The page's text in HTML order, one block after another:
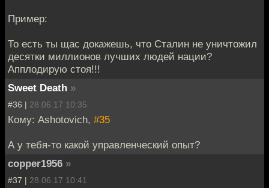
Пример:
То есть ты щас докажешь, что Сталин не уничтожил
десятки миллионов лучших людей нации?
Апплодирую стоя!!!
Sweet Death »
#36 | 28.06.17 10:35
Кому: Ashotovich, #35
А у тебя-то какой управленческий опыт?
copper1956 »
#37 | 28.06.17 10:41